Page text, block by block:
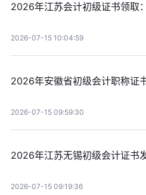
2026年江苏会计初级证书领取
2026-07-15 10:04:59
2026年安徽省初级会计职称证
2026-07-15 09:59:30
2026年江苏无锡初级会计证书
2026-07-15 09:19:36